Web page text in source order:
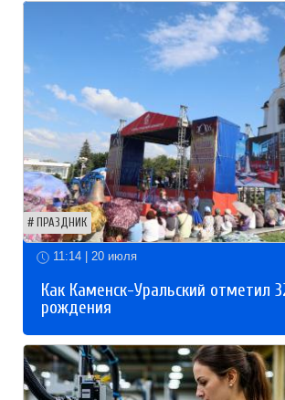
ПРАЗДНИК
11:14 | 20 июля
Как Каменск-Уральский отметил
рождения